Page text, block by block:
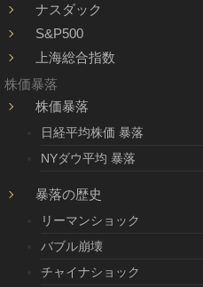
ナスダック
S&P500
上海総合指数
株価暴落
株価暴落
日経平均株価 暴落
NYダウ平均 暴落
暴落の歴史
リーマンショック
バブル崩壊
チャイナショック